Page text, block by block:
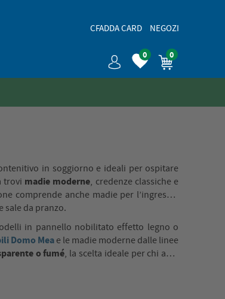
CFADDA CARD NEGOZI
0 0
in soggiorno e ideali per ospitare
trovi madie moderne, credenze classiche e
comprende anche madie per l’ingresso,
sale da pranzo.
in pannello nobilitato effetto legno o
Domo Mea e le madie moderne dalle linee
o fumé, la scelta ideale per chi ama